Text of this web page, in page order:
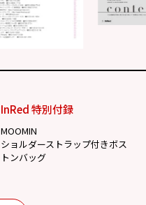
InRed 特別付録
MOOMIN
ショルダーストラップ付きボス
トンバッグ